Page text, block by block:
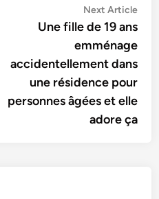
Next Article
Une fille de 19 ans
emménage
accidentellement dans
une résidence pour
personnes âgées et elle
adore ça